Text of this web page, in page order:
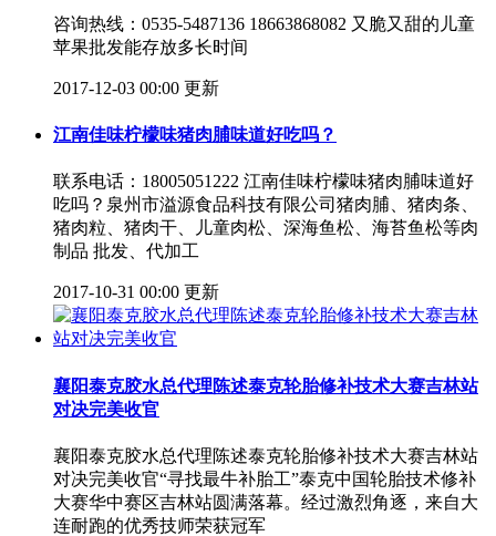
咨询热线：0535-5487136 18663868082 又脆又甜的儿童
苹果批发能存放多长时间
2017-12-03 00:00 更新
江南佳味柠檬味猪肉脯味道好吃吗？
联系电话：18005051222 江南佳味柠檬味猪肉脯味道好
吃吗？泉州市溢源食品科技有限公司猪肉脯、猪肉条、
猪肉粒、猪肉干、儿童肉松、深海鱼松、海苔鱼松等肉
制品 批发、代加工
2017-10-31 00:00 更新
襄阳泰克胶水总代理陈述泰克轮胎修补技术大赛吉林站
对决完美收官
襄阳泰克胶水总代理陈述泰克轮胎修补技术大赛吉林站
对决完美收官“寻找最牛补胎工”泰克中国轮胎技术修补
大赛华中赛区吉林站圆满落幕。经过激烈角逐，来自大
连耐跑的优秀技师荣获冠军